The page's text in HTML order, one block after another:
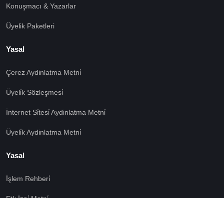
Konuşmacı & Yazarlar
Üyelik Paketleri
Yasal
Çerez Aydinlatma Metni̇
Üyeli̇k Sözleşmesi̇
İnternet Si̇tesi̇ Aydinlatma Metni̇
Üyeli̇k Aydinlatma Metni̇
Yasal
İşlem Rehberi̇